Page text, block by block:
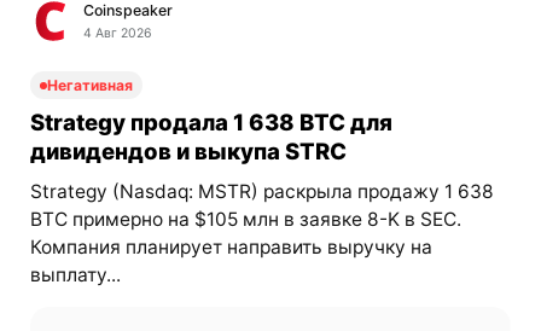
Coinspeaker
4 Авг 2026
Негативная
Strategy продала 1 638 BTC для
дивидендов и выкупа STRC
Strategy (Nasdaq: MSTR) раскрыла продажу 1 638
BTC примерно на $105 млн в заявке 8-K в SEC.
Компания планирует направить выручку на
выплату...